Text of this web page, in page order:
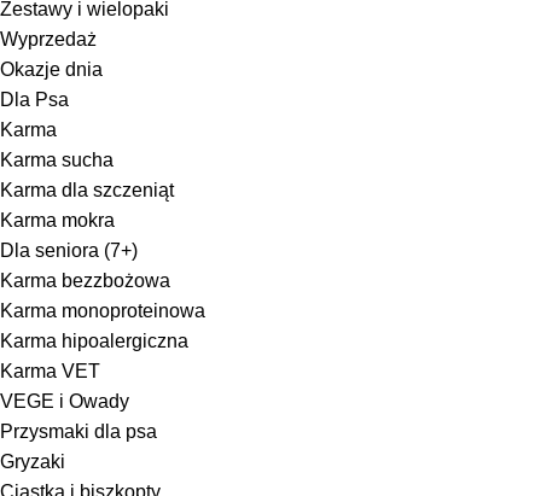
Zestawy i wielopaki
Wyprzedaż
Okazje dnia
Dla Psa
Karma
Karma sucha
Karma dla szczeniąt
Karma mokra
Dla seniora (7+)
Karma bezzbożowa
Karma monoproteinowa
Karma hipoalergiczna
Karma VET
VEGE i Owady
Przysmaki dla psa
Gryzaki
Ciastka i biszkopty